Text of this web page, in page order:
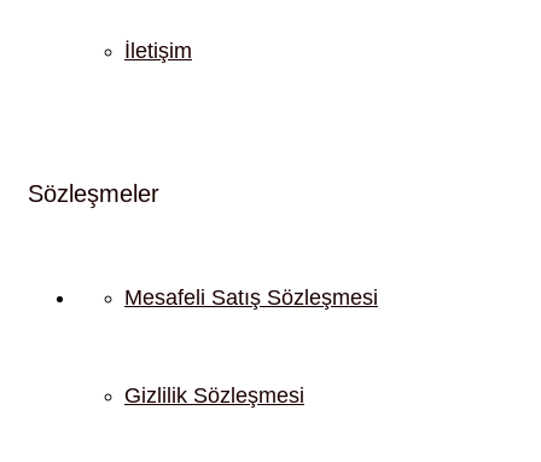
İletişim
Sözleşmeler
Mesafeli Satış Sözleşmesi
Gizlilik Sözleşmesi